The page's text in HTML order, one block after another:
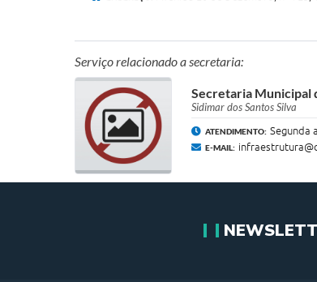
Serviço relacionado a secretaria:
Secretaria Municipal
Sidimar dos Santos Silva
ATENDIMENTO: Segunda
E-MAIL: